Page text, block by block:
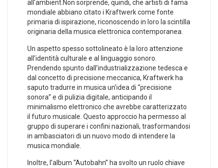
all’ambient.Non sorprende, quindi, che artisti di fama
mondiale abbiano citato⁤ i Kraftwerk come fonte
primaria di ‍ispirazione, riconoscendo in loro la scintilla⁤
originaria della musica elettronica contemporanea.
Un aspetto spesso sottolineato è la loro attenzione
all’identità culturale ⁤e al linguaggio sonoro.
Prendendo spunto dall’industrializzazione tedesca e
dal concetto di precisione meccanica, Kraftwerk ha
saputo tradurre in musica ⁢un’idea di “precisione
sonora” e di pulizia digitale, anticipando il
minimalismo elettronico ⁤che avrebbe caratterizzato
il futuro musicale. Questo approccio ha permesso al
gruppo di superare i confini‍ nazionali, trasformandosi
in ambasciatori di un nuovo modo di intendere la
musica mondiale.
Inoltre, l’album “Autobahn” ha svolto un ruolo chiave‌